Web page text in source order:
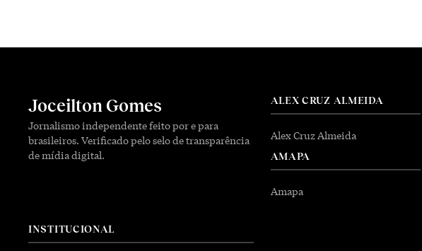
Joceilton Gomes
Jornalismo independente feito por e para
brasileiros. Verificado pelo selo de transparência
de mídia digital.
ALEX CRUZ ALMEIDA
Alex Cruz Almeida
AMAPA
Amapa
INSTITUCIONAL